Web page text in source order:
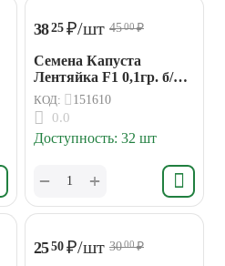
3825 ₽/шт 4500₽
Семена Капуста
Лентяйка F1 0,1гр. б/к
Аэлита
КОД: 151610
0.0
Доступность: 32 шт
+
−
2550 ₽/шт 3000₽